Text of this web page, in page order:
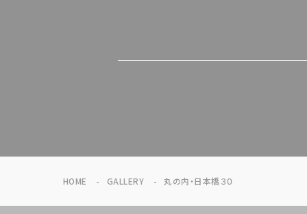
HOME GALLERY 丸の内・日本橋３０